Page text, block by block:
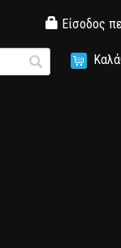
Είσοδος